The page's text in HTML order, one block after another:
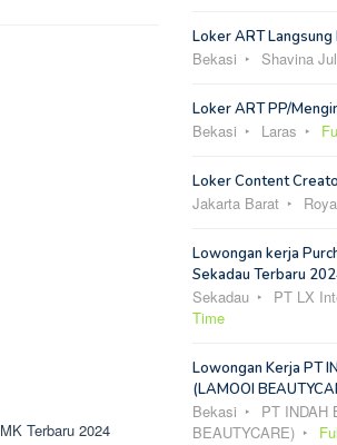
Terbaru 2024
Loker ART Langsung
Bekasi Shavina
Loker ART PP/
Bekasi Laras
Loker Content
Jakarta Barat
Lowongan kerja
Sekadau Terbaru
Sekadau PT LX
Time
Lowongan Kerja PT
(LAMOOI
Bekasi
PT INDAH
BEAUTYCARE)